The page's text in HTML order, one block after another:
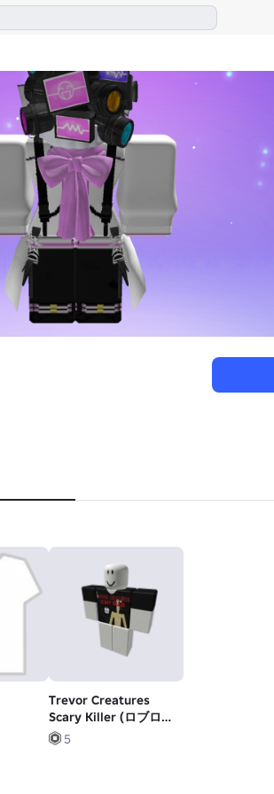
Trevor Creatures
Scary Killer (ロブロッ
クスゲームシャツ)
5